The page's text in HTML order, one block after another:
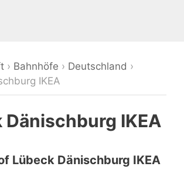
› Bahnhöfe › Deutschland ›
IKEA
Dänischburg IKEA
Lübeck Dänischburg IKEA